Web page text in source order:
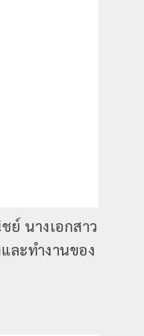
ย์ นางเอกสาว
ละทำงานของ